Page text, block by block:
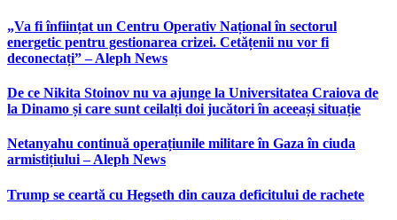
„Va fi înființat un Centru Operativ Național în sectorul
energetic pentru gestionarea crizei. Cetățenii nu vor fi
deconectați” – Aleph News
De ce Nikita Stoinov nu va ajunge la Universitatea Craiova de
la Dinamo și care sunt ceilalți doi jucători în aceeași situație
Netanyahu continuă operațiunile militare în Gaza în ciuda
armistițiului – Aleph News
Trump se ceartă cu Hegseth din cauza deficitului de rachete